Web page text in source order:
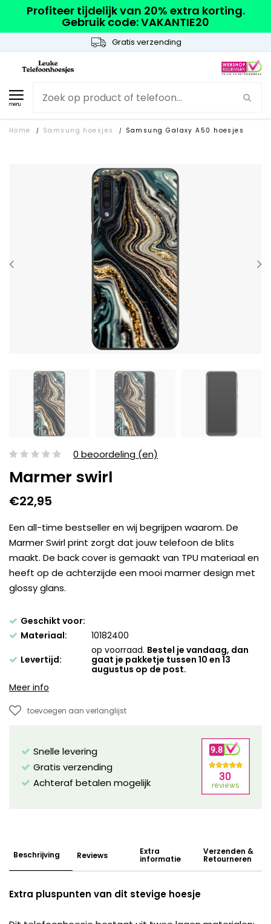
Profiteer tijdelijk van 20% extra korting.
Gebruik code: VAKANTIE20
Gratis verzending
menu
Home / Samsung hoesjes / Samsung Galaxy A50 hoesjes
0 beoordeling (en)
Marmer swirl
€22,95
Een all-time bestseller en wij begrijpen waarom. De
Marmer Swirl print zorgt dat jouw telefoon de blits
maakt. De back cover is gemaakt van TPU materiaal en
heeft op de achterzijde een mooi marmer design met
glossy glans.
Geschikt voor:
Materiaal:
10182400
Levertijd:
op voorraad. Bestel je vandaag, dan
gaat je pakketje tussen 10 en 13
augustus op de post.
Meer info
toevoegen aan verlanglijst
Snelle levering
Gratis verzending
Achteraf betalen mogelijk
Beschrijving Reviews Extra
informatie
Verzenden &
Retourneren
Extra pluspunten van dit stevige hoesje